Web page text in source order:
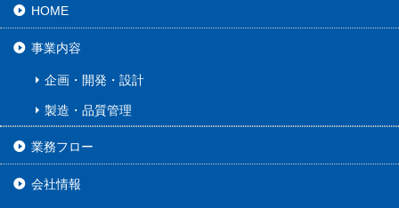
HOME
事業内容
企画・開発・設計
製造・品質管理
業務フロー
会社情報